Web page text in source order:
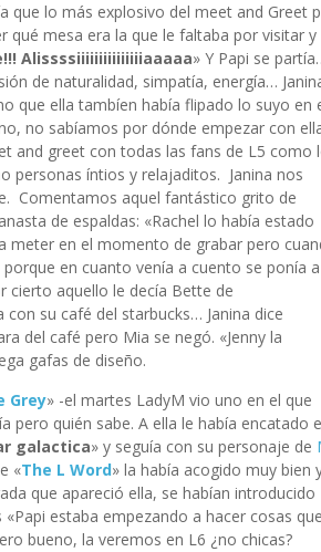
que lo más explosivo del meet and Greet
qué mesa era la que le faltaba por visitar y
Alissssiiiiiiiiiiiiiiiaaaaa» Y Papi se
de naturalidad, simpatía, energía…
que ella tambíen había flipado lo suyo en
no sabíamos por dónde empezar con
and greet con todas las fans de L5 como
personas íntios y relajaditos. Janina nos
Comentamos aquel fantástico grito de
de espaldas: «Rachel lo había estado
meter en el momento de grabar pero
en cuanto venía a cuento se ponía a
cierto aquello le decía Bette de
su café del starbucks… Janina dice
del café pero Mia se negó. «Jenny la
gafas de diseño.
Grey» -el martes LadyM vio uno en el que
pero quién sabe. A ella le había encatado
galactica» y seguía con su personaje de
«The L Word» la había acogido muy bien
que apareció ella, se habían introducido
estaba empezando a hacer cosas que
bueno, la veremos en L6 ¿no chicas?